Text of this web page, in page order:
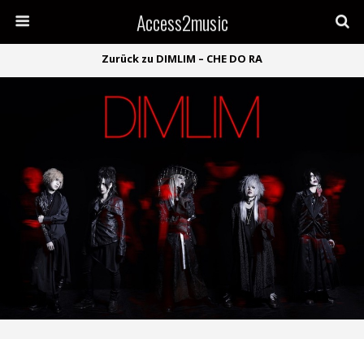
Access2music
Zurück zu DIMLIM – CHE DO RA